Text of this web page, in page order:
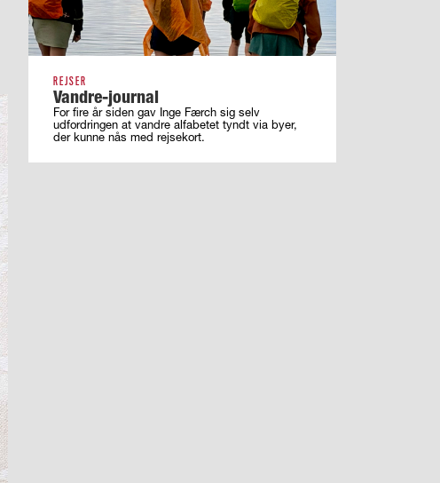
REJSER
Vandre-journal
For fire år siden gav Inge Færch sig selv
udfordringen at vandre alfabetet tyndt via byer,
der kunne nås med rejsekort.